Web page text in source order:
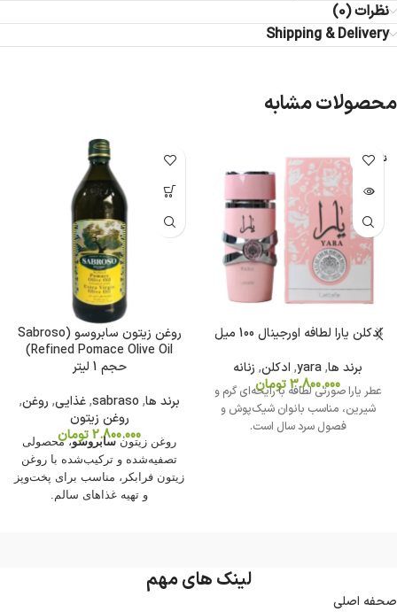
نظرات (0)
Shipping & Delivery
محصولات مشابه
ناموجود
ادکلن یارا لطافه اورجینال 100 میل
برند ها,
yara
, ادکلن, زنانه
3.800.000تومان
عطر یارا صورتی لطافه با رایحه‌ای گرم و
شیرین، مناسب بانوان شیک‌پوش و
فصول سرد سال است.
روغن زیتون سابروسو (Sabroso
Refined Pomace Olive Oil)
حجم 1 لیتر
برند ها,
sabraso
,غذایی, روغن,
روغن زیتون
2.800.000تومان روغن زیتون سابروسو، محصولی
تصفیه‌شده و ترکیب‌شده با روغن
زیتون فرابکر، مناسب برای پخت‌وپز
و تهیه غذاهای سالم.
لینک های مهم
صحفه اصلی